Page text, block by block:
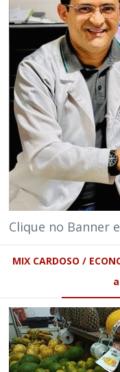
Clique no Banner
MIX CARDOSO /